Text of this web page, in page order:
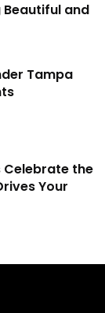
Beautiful and
Tampa
Celebrate the
Your